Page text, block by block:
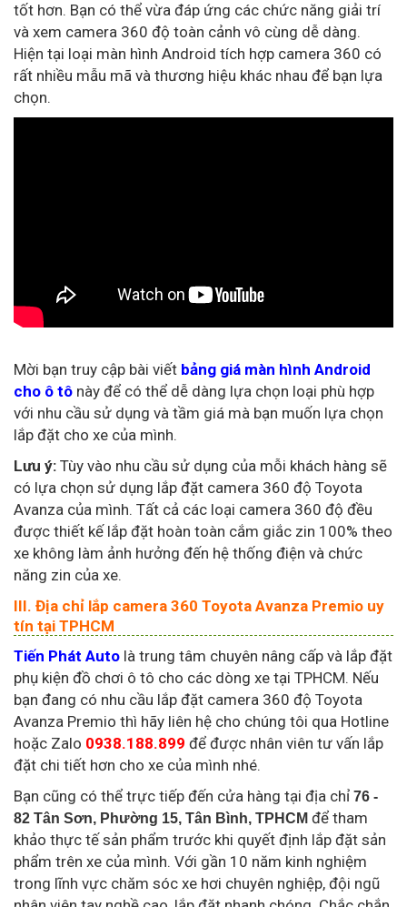
tốt hơn. Bạn có thể vừa đáp ứng các chức năng giải trí
và xem camera 360 độ toàn cảnh vô cùng dễ dàng.
Hiện tại loại màn hình Android tích hợp camera 360 có
rất nhiều mẫu mã và thương hiệu khác nhau để bạn lựa
chọn.
Mời bạn truy cập bài viết bảng giá màn hình Android
cho ô tô này để có thể dễ dàng lựa chọn loại phù hợp
với nhu cầu sử dụng và tầm giá mà bạn muốn lựa chọn
lắp đặt cho xe của mình.
Lưu ý: Tùy vào nhu cầu sử dụng của mỗi khách hàng sẽ
có lựa chọn sử dụng lắp đặt camera 360 độ Toyota
Avanza của mình. Tất cả các loại camera 360 độ đều
được thiết kế lắp đặt hoàn toàn cắm giắc zin 100% theo
xe không làm ảnh hưởng đến hệ thống điện và chức
năng zin của xe.
III. Địa chỉ lắp camera 360 Toyota Avanza Premio uy
tín tại TPHCM
Tiến Phát Auto là trung tâm chuyên nâng cấp và lắp đặt
phụ kiện đồ chơi ô tô cho các dòng xe tại TPHCM. Nếu
bạn đang có nhu cầu lắp đặt camera 360 độ Toyota
Avanza Premio thì hãy liên hệ cho chúng tôi qua Hotline
hoặc Zalo 0938.188.899 để được nhân viên tư vấn lắp
đặt chi tiết hơn cho xe của mình nhé.
Bạn cũng có thể trực tiếp đến cửa hàng tại địa chỉ 76 -
82 Tân Sơn, Phường 15, Tân Bình, TPHCM để tham
khảo thực tế sản phẩm trước khi quyết định lắp đặt sản
phẩm trên xe của mình. Với gần 10 năm kinh nghiệm
trong lĩnh vực chăm sóc xe hơi chuyên nghiệp, đội ngũ